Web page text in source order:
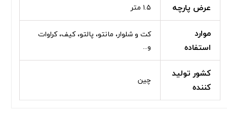
عرض پارچه
۱.۵ متر
موارد
استفاده
کت و شلوار، مانتو، پالتو، کیف، کراوات
و...
کشور تولید
کننده
چین